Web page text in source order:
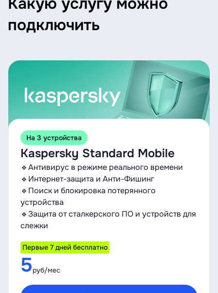
подключить
На 3 устройства
Kaspersky Standard Mobile
🔹Антивирус в режиме реального времени
🔹Интернет-защита и Анти-Фишинг
🔹Поиск и блокировка потерянного
устройства
🔹Защита от сталкерского ПО и устройств для
слежки
Первые 7 дней бесплатно
5руб/мес